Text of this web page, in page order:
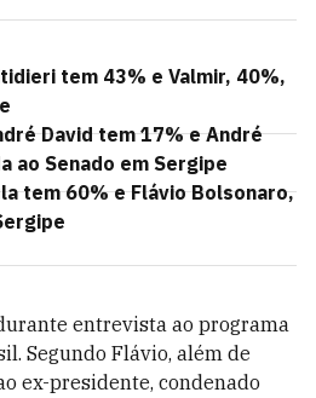
tem 43% e Valmir, 40%,
David tem 17% e André
ao Senado em Sergipe
tem 60% e Flávio Bolsonaro,
entrevista ao programa
Segundo Flávio, além de
ex-presidente, condenado